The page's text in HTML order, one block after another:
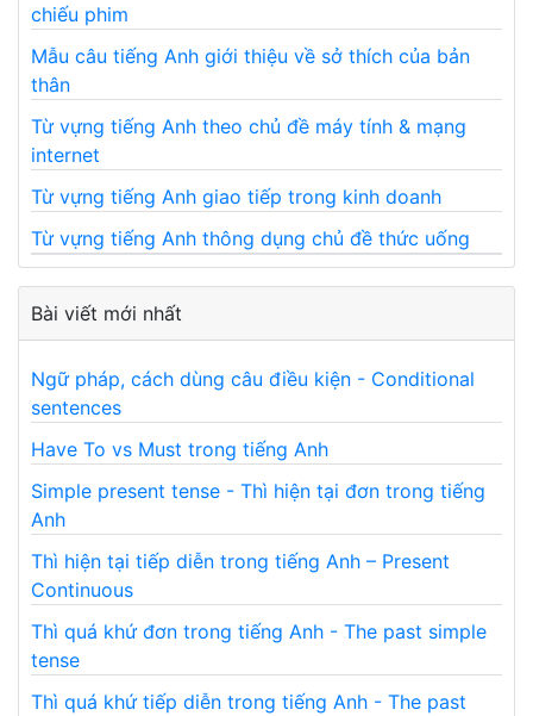
chiếu phim
Mẫu câu tiếng Anh giới thiệu về sở thích của bản
thân
Từ vựng tiếng Anh theo chủ đề máy tính & mạng
internet
Từ vựng tiếng Anh giao tiếp trong kinh doanh
Từ vựng tiếng Anh thông dụng chủ đề thức uống
Bài viết mới nhất
Ngữ pháp, cách dùng câu điều kiện - Conditional
sentences
Have To vs Must trong tiếng Anh
Simple present tense - Thì hiện tại đơn trong tiếng
Anh
Thì hiện tại tiếp diễn trong tiếng Anh – Present
Continuous
Thì quá khứ đơn trong tiếng Anh - The past simple
tense
Thì quá khứ tiếp diễn trong tiếng Anh - The past